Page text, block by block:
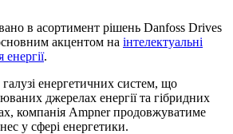
в асортимент рішень Danfoss Drives
акцентом на інтелектуальні
.
енергетичних систем, що
джерелах енергії та гібридних
компанія Ampner продовжуватиме
у сфері енергетики.